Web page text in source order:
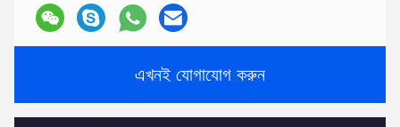
এখনই যোগাযোগ করুন